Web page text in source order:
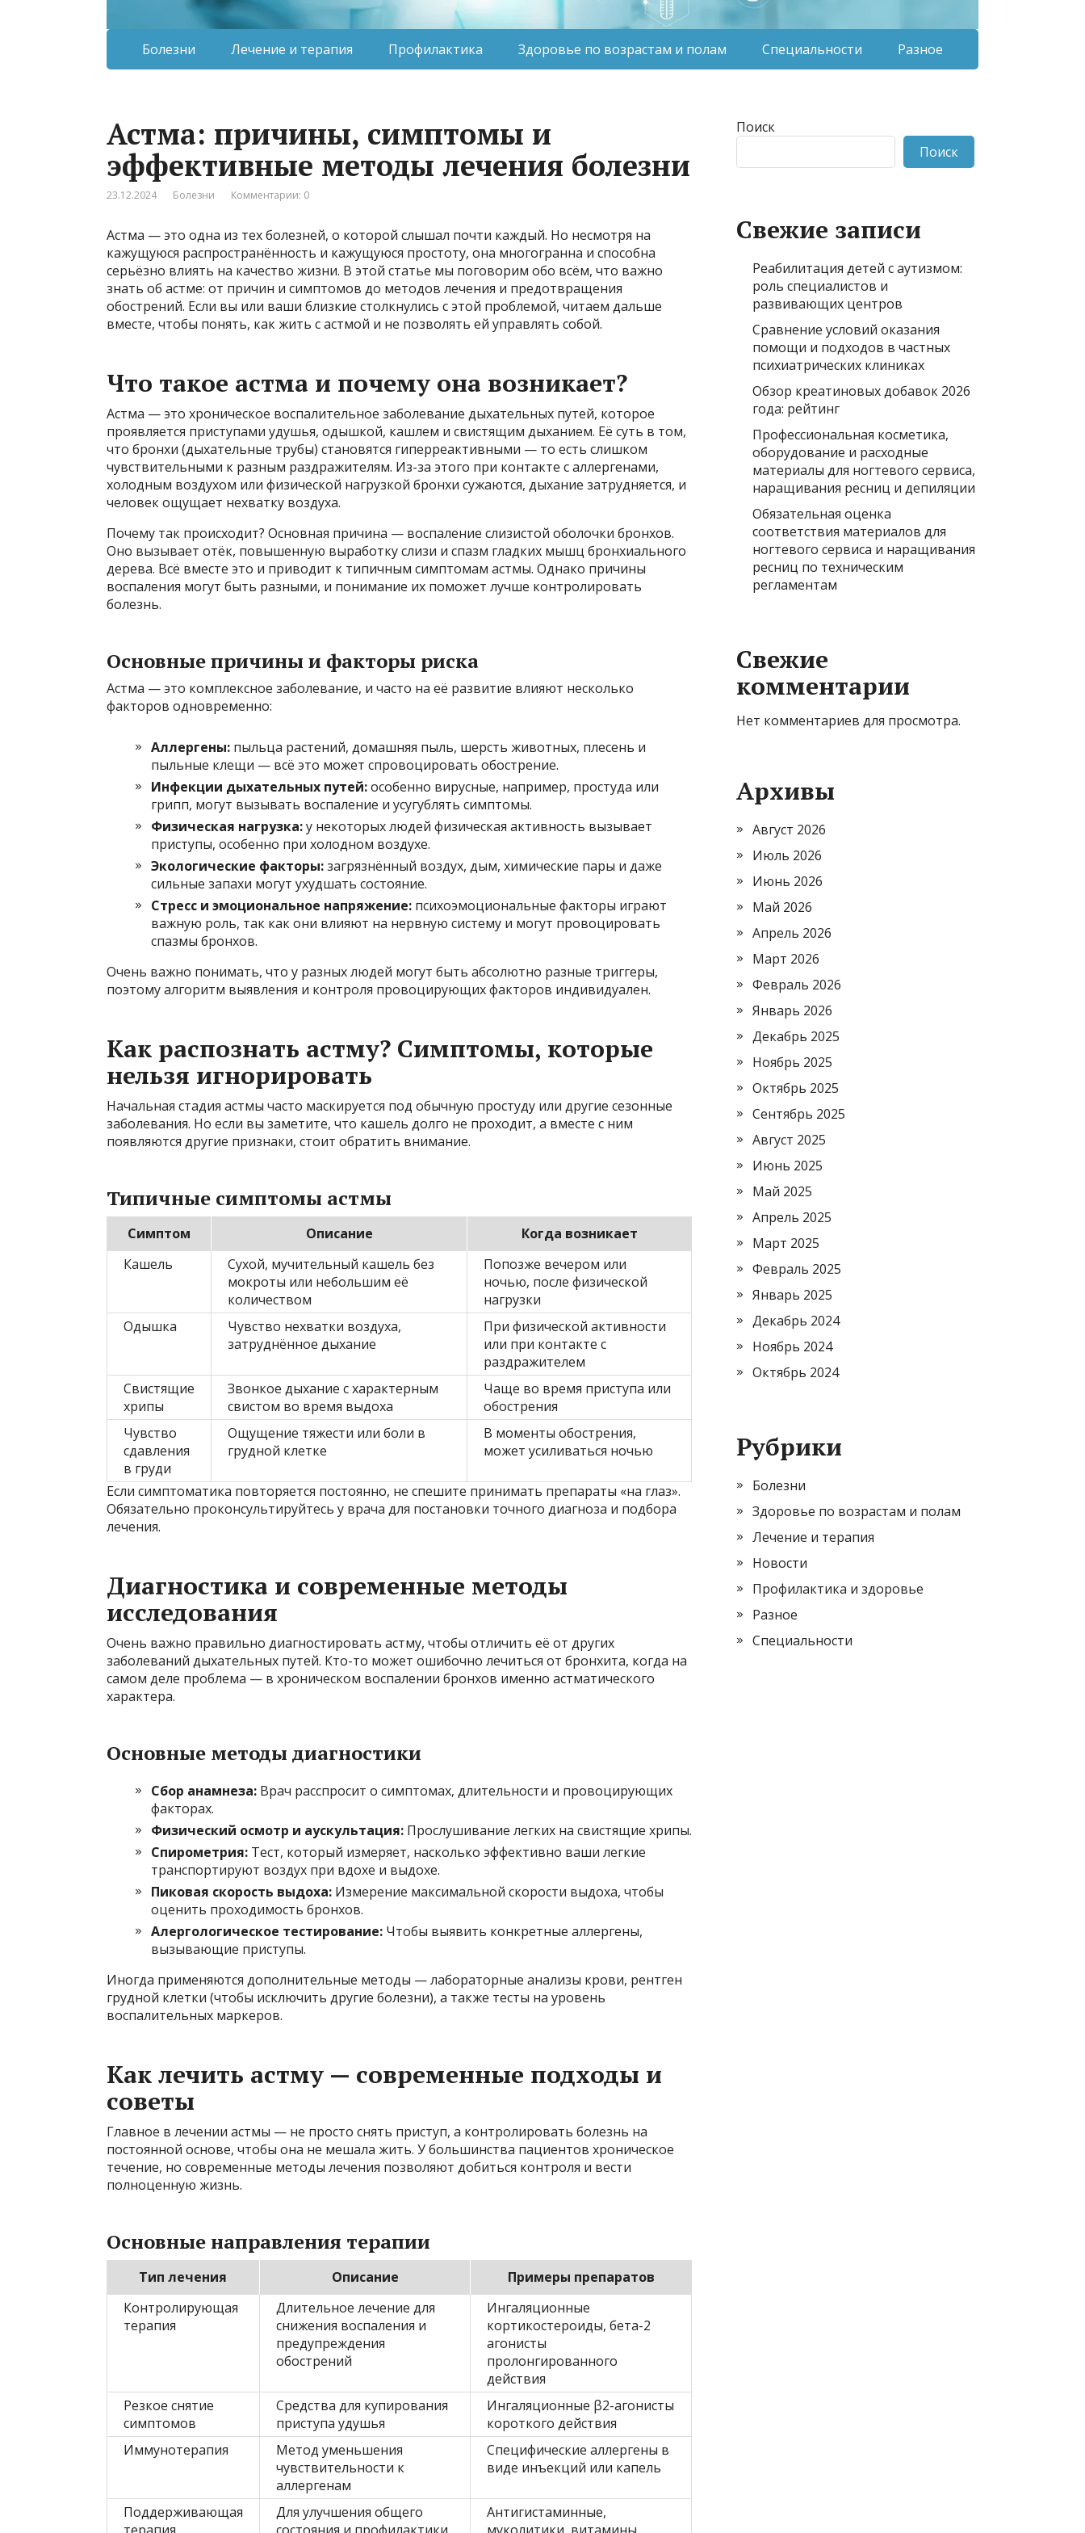
Болезни Лечение и терапия Профилактика Здоровье по возрастам и полам Специальности Разное
Астма: причины, симптомы и
эффективные методы лечения болезни
23.12.2024 Болезни Комментарии: 0
Астма — это одна из тех болезней, о которой слышал почти каждый. Но несмотря на
кажущуюся распространённость и кажущуюся простоту, она многогранна и способна
серьёзно влиять на качество жизни. В этой статье мы поговорим обо всём, что важно
знать об астме: от причин и симптомов до методов лечения и предотвращения
обострений. Если вы или ваши близкие столкнулись с этой проблемой, читаем дальше
вместе, чтобы понять, как жить с астмой и не позволять ей управлять собой.
Что такое астма и почему она возникает?
Астма — это хроническое воспалительное заболевание дыхательных путей, которое
проявляется приступами удушья, одышкой, кашлем и свистящим дыханием. Её суть в том,
что бронхи (дыхательные трубы) становятся гиперреактивными — то есть слишком
чувствительными к разным раздражителям. Из-за этого при контакте с аллергенами,
холодным воздухом или физической нагрузкой бронхи сужаются, дыхание затрудняется, и
человек ощущает нехватку воздуха.
Почему так происходит? Основная причина — воспаление слизистой оболочки бронхов.
Оно вызывает отёк, повышенную выработку слизи и спазм гладких мышц бронхиального
дерева. Всё вместе это и приводит к типичным симптомам астмы. Однако причины
воспаления могут быть разными, и понимание их поможет лучше контролировать
болезнь.
Основные причины и факторы риска
Астма — это комплексное заболевание, и часто на её развитие влияют несколько
факторов одновременно:
Аллергены: пыльца растений, домашняя пыль, шерсть животных, плесень и
пыльные клещи — всё это может спровоцировать обострение.
Инфекции дыхательных путей:особенно вирусные, например, простуда или
грипп, могут вызывать воспаление и усугублять симптомы.
Физическая нагрузка:у некоторых людей физическая активность вызывает
приступы, особенно при холодном воздухе.
Экологические факторы:загрязнённый воздух, дым, химические пары и даже
сильные запахи могут ухудшать состояние.
Стресс и эмоциональное напряжение: психоэмоциональные факторы играют
важную роль, так как они влияют на нервную систему и могут провоцировать
спазмы бронхов.
Очень важно понимать, что у разных людей могут быть абсолютно разные триггеры,
поэтому алгоритм выявления и контроля провоцирующих факторов индивидуален.
Как распознать астму? Симптомы, которые
нельзя игнорировать
Начальная стадия астмы часто маскируется под обычную простуду или другие сезонные
заболевания. Но если вы заметите, что кашель долго не проходит, а вместе с ним
появляются другие признаки, стоит обратить внимание.
Типичные симптомы астмы
Симптом Описание
Когда возникает
Кашель
Сухой, мучительный кашель без
мокроты или небольшим её
количеством
Попозже вечером или
ночью, после физической
нагрузки
Одышка
Чувство нехватки воздуха,
затруднённое дыхание
При физической активности
или при контакте с
раздражителем
Свистящие
хрипы
Звонкое дыхание с характерным
свистом во время выдоха
Чаще во время приступа или
обострения
Чувство
сдавления
в груди
Ощущение тяжести или боли в
грудной клетке
В моменты обострения,
может усиливаться ночью
Если симптоматика повторяется постоянно, не спешите принимать препараты «на глаз».
Обязательно проконсультируйтесь у врача для постановки точного диагноза и подбора
лечения.
Диагностика и современные методы
исследования
Очень важно правильно диагностировать астму, чтобы отличить её от других
заболеваний дыхательных путей. Кто-то может ошибочно лечиться от бронхита, когда на
самом деле проблема — в хроническом воспалении бронхов именно астматического
характера.
Основные методы диагностики
Сбор анамнеза: Врач расспросит о симптомах, длительности и провоцирующих
факторах.
Физический осмотр и аускультация: Прослушивание легких на свистящие хрипы.
Спирометрия: Тест, который измеряет, насколько эффективно ваши легкие
транспортируют воздух при вдохе и выдохе.
Пиковая скорость выдоха: Измерение максимальной скорости выдоха, чтобы
оценить проходимость бронхов.
Алергологическое тестирование: Чтобы выявить конкретные аллергены,
вызывающие приступы.
Иногда применяются дополнительные методы — лабораторные анализы крови, рентген
грудной клетки (чтобы исключить другие болезни), а также тесты на уровень
воспалительных маркеров.
Как лечить астму — современные подходы и
советы
Главное в лечении астмы — не просто снять приступ, а контролировать болезнь на
постоянной основе, чтобы она не мешала жить. У большинства пациентов хроническое
течение, но современные методы лечения позволяют добиться контроля и вести
полноценную жизнь.
Основные направления терапии
Тип лечения Описание
Примеры препаратов
Контролирующая
терапия
Длительное лечение для
снижения воспаления и
предупреждения
обострений
Ингаляционные
кортикостероиды, бета-2
агонисты
пролонгированного
действия
Резкое снятие
симптомов
Средства для купирования
приступа удушья
Ингаляционные β2-агонисты
короткого действия
Иммунотерапия
Метод уменьшения
чувствительности к
аллергенам
Специфические аллергены в
виде инъекций или капель
Поддерживающая
Для улучшения общего
Антигистаминные,
Поиск
Поиск
Свежие записи
Реабилитация детей с аутизмом:
роль специалистов и
развивающих центров
Сравнение условий оказания
помощи и подходов в частных
психиатрических клиниках
Обзор креатиновых добавок 2026
года: рейтинг
Профессиональная косметика,
оборудование и расходные
материалы для ногтевого сервиса,
наращивания ресниц и депиляции
Обязательная оценка
соответствия материалов для
ногтевого сервиса и наращивания
ресниц по техническим
регламентам
Свежие
комментарии
Нет комментариев для просмотра.
Архивы
Август 2026
Июль 2026
Июнь 2026
Май 2026
Апрель 2026
Март 2026
Февраль 2026
Январь 2026
Декабрь 2025
Ноябрь 2025
Октябрь 2025
Сентябрь 2025
Август 2025
Июнь 2025
Май 2025
Апрель 2025
Март 2025
Февраль 2025
Январь 2025
Декабрь 2024
Ноябрь 2024
Октябрь 2024
Рубрики
Болезни
Здоровье по возрастам и полам
Лечение и терапия
Новости
Профилактика и здоровье
Разное
Специальности